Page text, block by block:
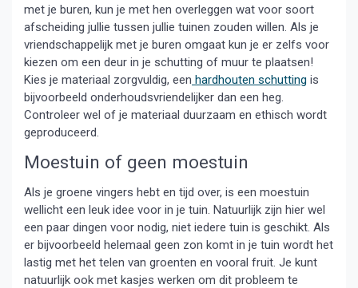
met je buren, kun je met hen overleggen wat voor soort
afscheiding jullie tussen jullie tuinen zouden willen. Als je
vriendschappelijk met je buren omgaat kun je er zelfs voor
kiezen om een deur in je schutting of muur te plaatsen!
Kies je materiaal zorgvuldig, een hardhouten schutting is
bijvoorbeeld onderhoudsvriendelijker dan een heg.
Controleer wel of je materiaal duurzaam en ethisch wordt
geproduceerd.
Moestuin of geen moestuin
Als je groene vingers hebt en tijd over, is een moestuin
wellicht een leuk idee voor in je tuin. Natuurlijk zijn hier wel
een paar dingen voor nodig, niet iedere tuin is geschikt. Als
er bijvoorbeeld helemaal geen zon komt in je tuin wordt het
lastig met het telen van groenten en vooral fruit. Je kunt
natuurlijk ook met kasjes werken om dit probleem te